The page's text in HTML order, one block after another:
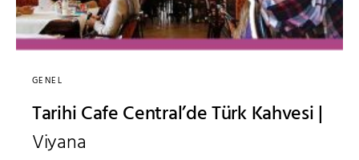
GENEL
Tarihi Cafe Central’de Türk Kahvesi |
Viyana